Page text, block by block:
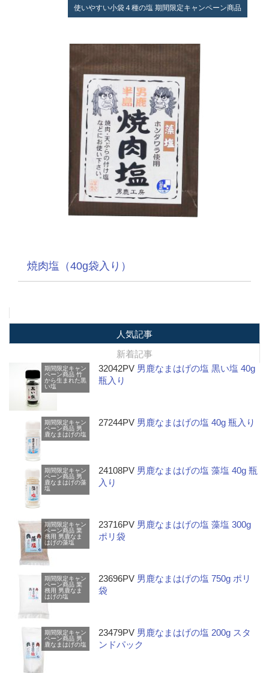
使いやすい小袋４種の塩 期間限定キャンペーン商品
焼肉塩（40g袋入り）
人気記事
新着記事
期間限定キャン
ペーン商品 竹
から生まれた黒
い塩
32042PV 男鹿なまはげの塩 黒い塩 40g
瓶入り
期間限定キャン
ペーン商品 男
鹿なまはげの塩
27244PV 男鹿なまはげの塩 40g 瓶入り
期間限定キャン
ペーン商品 男
鹿なまはげの藻
塩
24108PV 男鹿なまはげの塩 藻塩 40g 瓶
入り
期間限定キャン
ペーン商品 業
務用 男鹿なま
はげの藻塩
23716PV 男鹿なまはげの塩 藻塩 300g
ポリ袋
期間限定キャン
ペーン商品 業
務用 男鹿なま
はげの塩
23696PV 男鹿なまはげの塩 750g ポリ
袋
期間限定キャン
ペーン商品 男
鹿なまはげの塩
23479PV 男鹿なまはげの塩 200g スタ
ンドパック